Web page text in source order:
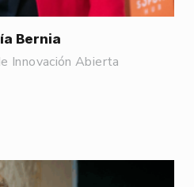
Bernia
Innovación Abierta